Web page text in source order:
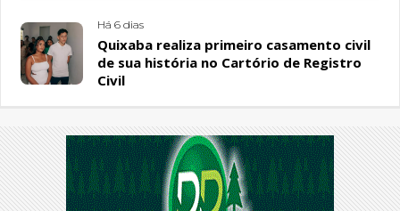
Há 6 dias
Quixaba realiza primeiro casamento civil
de sua história no Cartório de Registro
Civil